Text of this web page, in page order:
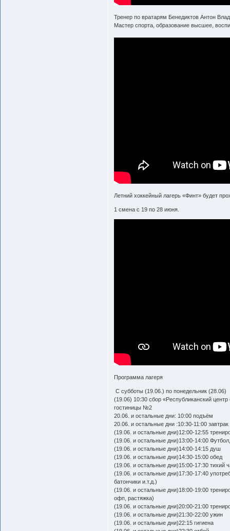
Тренер по вратарям Бенедиктов Антон
Мастер спорта, образование высшее,
Летний хоккейный лагерь «Финт» будет
1 смена с 19 по 28 июня.
Программа лагеря
С субботы (19.06.) по понедельник (28.06)
(19.06) 10:30 сбор «Республиканский
гостиницы №2
20.06. и остальные дни: 10:00 подъём
20.06. и остальные дни :10:30-11:00 завтрак
(19.06. и остальные дни)12:00-12:55
(19.06. и остальные дни)13:00-14:00
(19.06. и остальные дни)14:00-14:15 душ
(19.06. и остальные дни)14:30-15:00 обед
(19.06. и остальные дни)15:00-17:30 тихий
(19.06. и остальные дни)17:30-17:40
батончики и.т.д.)
(19.06. и остальные дни)18:00-19:00
офп, растяжка)
(19.06. и остальные дни)20:00-21:00
(19.06. и остальные дни)21:30-22:00 ужин
(19.06. и остальные дни)22:15 гигиена